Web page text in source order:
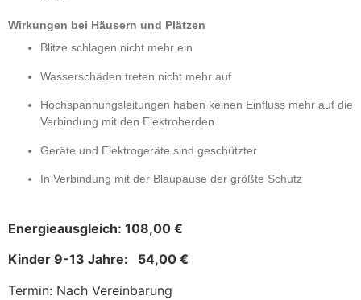
Wirkungen bei Häusern und Plätzen
Blitze schlagen nicht mehr ein
Wasserschäden treten nicht mehr auf
Hochspannungsleitungen haben keinen Einfluss mehr auf die
Verbindung mit den Elektroherden
Geräte und Elektrogeräte sind geschützter
In Verbindung mit der Blaupause der größte Schutz
Energieausgleich: 108,00 €
Kinder 9-13 Jahre: 54,00 €
Termin: Nach Vereinbarung